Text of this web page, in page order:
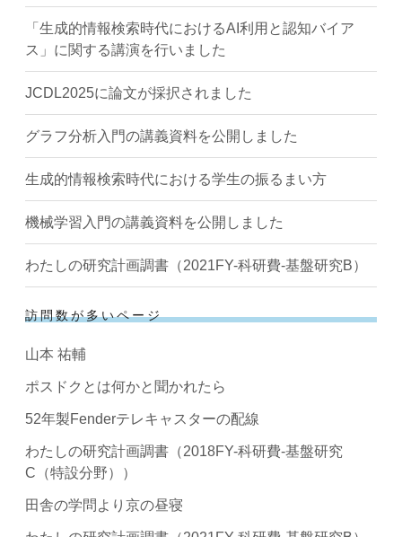
「生成的情報検索時代におけるAI利用と認知バイア
ス」に関する講演を行いました
JCDL2025に論文が採択されました
グラフ分析入門の講義資料を公開しました
生成的情報検索時代における学生の振るまい方
機械学習入門の講義資料を公開しました
わたしの研究計画調書（2021FY-科研費-基盤研究B）
訪問数が多いページ
山本 祐輔
ポスドクとは何かと聞かれたら
52年製Fenderテレキャスターの配線
わたしの研究計画調書（2018FY-科研費-基盤研究
C（特設分野））
田舎の学問より京の昼寝